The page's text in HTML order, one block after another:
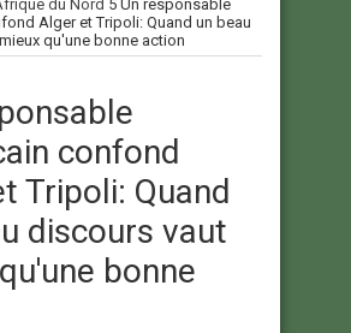
du Nord 5 Un responsable
Alger et Tripoli: Quand un beau
qu'une bonne action
confond
Tripoli: Quand
discours vaut
bonne